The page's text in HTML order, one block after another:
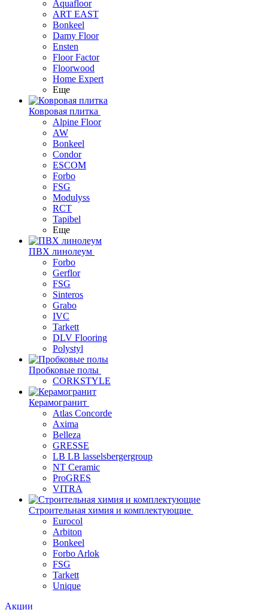
Aquafloor
ART EAST
Bonkeel
Damy Floor
Ensten
Floor Factor
Floorwood
Home Expert
Еще
Ковровая плитка
Alpine Floor
AW
Bonkeel
Condor
ESCOM
Forbo
FSG
Modulyss
RCT
Tapibel
Еще
ПВХ линолеум
Forbo
Gerflor
FSG
Sinteros
Grabo
IVC
Tarkett
DLV Flooring
Polystyl
Пробковые полы
CORKSTYLE
Керамогранит
Atlas Concorde
Axima
Belleza
GRESSE
LB LB lasselsbergergroup
NT Ceramic
ProGRES
VITRA
Строительная химия и комплектующие
Eurocol
Arbiton
Bonkeel
Forbo Arlok
FSG
Tarkett
Unique
Акции